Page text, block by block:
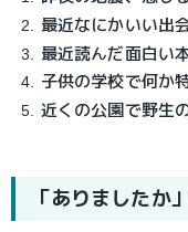
最近なにかいい出
最近読んだ面白い
子供の学校で何か
近くの公園で野生
「ありましたか